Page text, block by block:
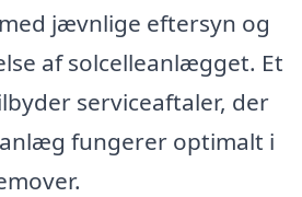
jævnlige eftersyn og
af solcelleanlægget. Et
serviceaftaler, der
fungerer optimalt i